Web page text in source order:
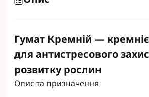
Гумат Кремній —
для антистресового
розвитку рослин
Опис та призначення